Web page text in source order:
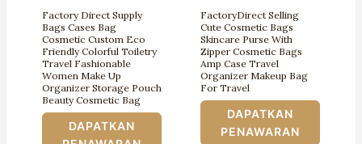
Factory Direct Supply
Bags Cases Bag
Cosmetic Custom Eco
Friendly Colorful Toiletry
Travel Fashionable
Women Make Up
Organizer Storage Pouch
Beauty Cosmetic Bag
DAPATKAN
FactoryDirect Selling
Cute Cosmetic Bags
Skincare Purse With
Zipper Cosmetic Bags
Amp Case Travel
Organizer Makeup Bag
For Travel
DAPATKAN
PENAWARAN